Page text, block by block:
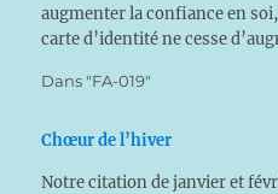
augmenter la confiance en
carte d’identité ne cesse
Dans "FA-019"
Chœur de l’hiver
Notre citation de janvier et